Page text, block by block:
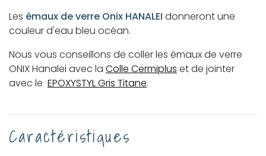
Les émaux de verre Onix HANALEI donneront une
couleur d'eau bleu océan.
Nous vous conseillons de coller les émaux de verre
ONIX Hanalei avec la Colle Cermiplus et de jointer
avec le EPOXYSTYL Gris Titane.
Caractéristiques